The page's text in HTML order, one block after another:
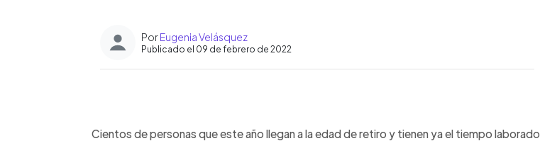
PorEugenia Velásquez
Publicado el 09 de febrero de 2022
► Escuchar artículo
Cientos de personas que este año llegan a la edad de retiro y tienen ya el tiempo laborado